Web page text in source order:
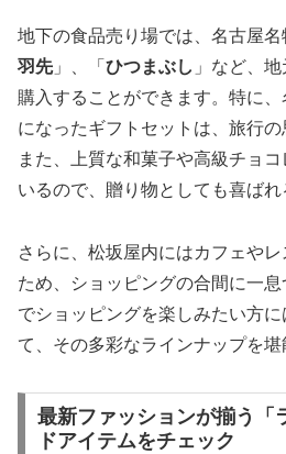
地下の食品売り場では、名古屋名
羽先」、「 ひつまぶし 」など、
購入することができます。特に
になったギフトセットは、旅行の
また、上質な和菓子や高級チョ
いるので、贈り物としても喜ばれ
さらに、松坂屋内にはカフェや
ため、ショッピングの合間に一
でショッピングを楽しみたい方
て、その多彩なラインナップを堪
最新ファッションが揃う「
ドアイテムをチェック